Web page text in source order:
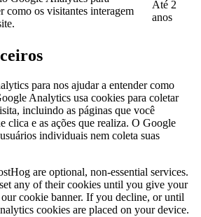
como os visitantes interagem
Até 2
anos
para nos ajudar a entender como
Analytics usa cookies para coletar
incluindo as páginas que você
clica e as ações que realiza. O Google
individuais nem coleta suas
are optional, non-essential services.
any of their cookies until you give your
cookie banner. If you decline, or until
cookies are placed on your device.